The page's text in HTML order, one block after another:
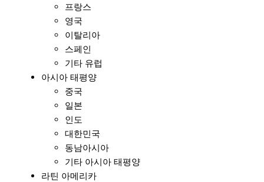
프랑스
영국
이탈리아
스페인
기타 유럽
아시아 태평양
중국
일본
인도
대한민국
동남아시아
기타 아시아 태평양
라틴 아메리카